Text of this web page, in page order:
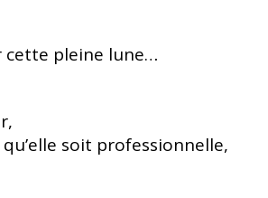
cette pleine lune…
soit professionnelle,